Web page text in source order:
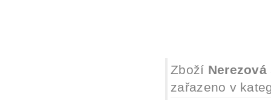
Zboží
zařazeno v